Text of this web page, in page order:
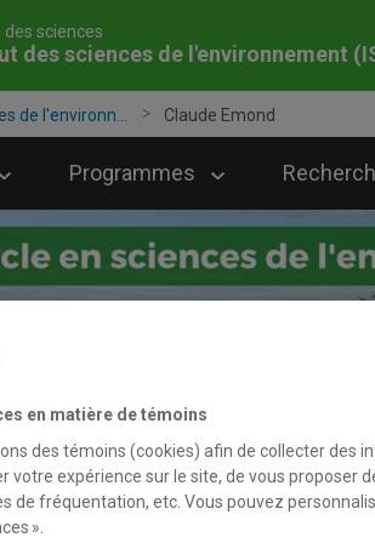
des sciences
des sciences de l'environnement
de l'environn... Claude Emond
Programmes
en matière de témoins
des témoins (cookies) afin de collecter des
votre expérience sur le site, de vous proposer
de fréquentation, etc. Vous pouvez
».